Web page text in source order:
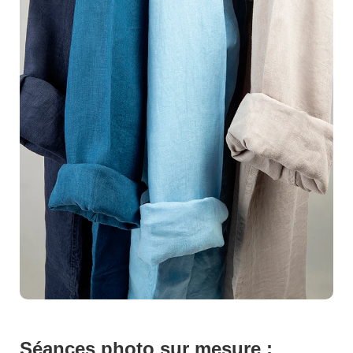
et les textures pour révéler l'essence même de votre
produit. Avec un équipement de pointe et une passion
indéniable pour l'excellence, notre équipe transforme
chaque prise de vue en une véritable oeuvre d'art. Vous
avez un produit unique et nous avons les compétences
nécessaires pour le mettre en lumière de manière tout
aussi unique. Que ce soit pour des campagnes
publicitaires, des catalogues ou des boutiques en ligne,
nous vous aidons à raconter l'histoire de votre marque à
travers des images saisissantes qui captivent et
fascinent.Imaginez l'augmentation de vos ventes grâce
à des photos qui non seulement attirent l'il mais incitent
à lachat. Chaque cliché est soigneusement retouché
pour garantir une qualité irréprochable et un rendu
impeccable. Nous comprenons que chaque produit a
une histoire à raconter, et c'est pourquoi nous prenons
pour vous offrir des images qui résonnent avec votre
Séances photo sur mesure :